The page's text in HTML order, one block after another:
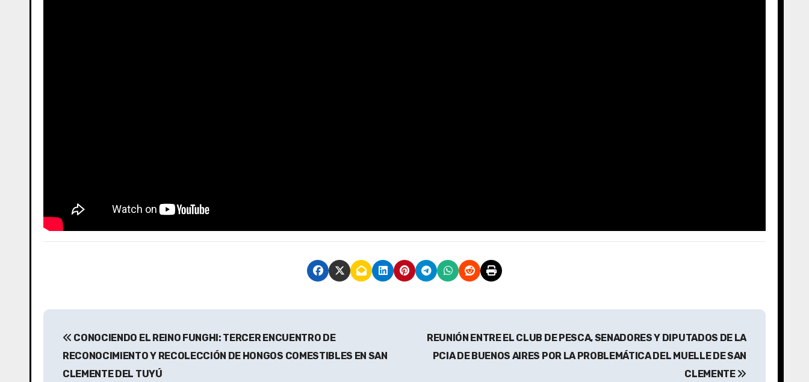
N
CONOCIENDO EL REINO FUNGHI: TERCER ENCUENTRO DE
RECONOCIMIENTO Y RECOLECCIÓN DE HONGOS COMESTIBLES EN SAN
CLEMENTE DEL TUYÚ
REUNIÓN ENTRE EL CLUB DE PESCA, SENADORES Y DIPUTADOS DE LA
PCIA DE BUENOS AIRES POR LA PROBLEMÁTICA DEL MUELLE DE SAN
CLEMENTE